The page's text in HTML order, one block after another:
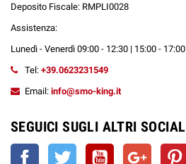
Deposito Fiscale: RMPLI0028
Assistenza:
Lunedì - Venerdì 09:00 - 12:30 | 15:00 - 17:00
Tel: +39.0623231549
Email: info@smo-king.it
SEGUICI SUGLI ALTRI SOCIAL
Facebook Twitter YouTube Google+